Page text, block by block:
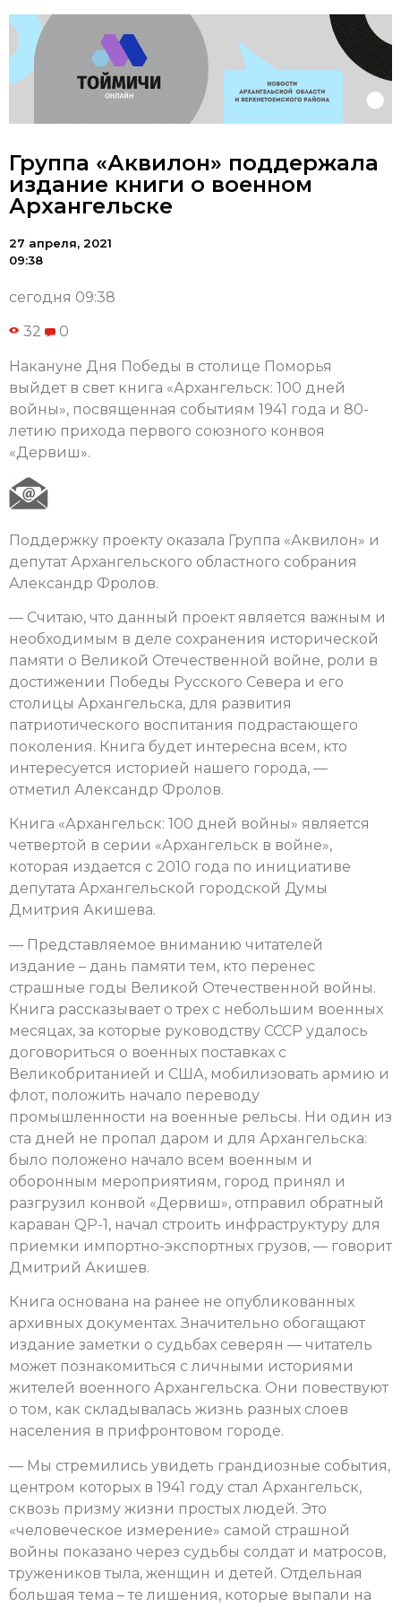
Группа «Аквилон» поддержала
издание книги о военном
Архангельске
27 апреля, 2021
09:38
сегодня 09:38
32 0
Накануне Дня Победы в столице Поморья
выйдет в свет книга «Архангельск: 100 дней
войны», посвященная событиям 1941 года и 80-
летию прихода первого союзного конвоя
«Дервиш».
Поддержку проекту оказала Группа «Аквилон» и
депутат Архангельского областного собрания
Александр Фролов.
— Считаю, что данный проект является важным и
необходимым в деле сохранения исторической
памяти о Великой Отечественной войне, роли в
достижении Победы Русского Севера и его
столицы Архангельска, для развития
патриотического воспитания подрастающего
поколения. Книга будет интересна всем, кто
интересуется историей нашего города, —
отметил Александр Фролов.
Книга «Архангельск: 100 дней войны» является
четвертой в серии «Архангельск в войне»,
которая издается с 2010 года по инициативе
депутата Архангельской городской Думы
Дмитрия Акишева.
— Представляемое вниманию читателей
издание – дань памяти тем, кто перенес
страшные годы Великой Отечественной войны.
Книга рассказывает о трех с небольшим военных
месяцах, за которые руководству СССР удалось
договориться о военных поставках с
Великобританией и США, мобилизовать армию и
флот, положить начало переводу
промышленности на военные рельсы. Ни один из
ста дней не пропал даром и для Архангельска:
было положено начало всем военным и
оборонным мероприятиям, город принял и
разгрузил конвой «Дервиш», отправил обратный
караван QP-1, начал строить инфраструктуру для
приемки импортно-экспортных грузов, — говорит
Дмитрий Акишев.
Книга основана на ранее не опубликованных
архивных документах. Значительно обогащают
издание заметки о судьбах северян — читатель
может познакомиться с личными историями
жителей военного Архангельска. Они повествуют
о том, как складывалась жизнь разных слоев
населения в прифронтовом городе.
— Мы стремились увидеть грандиозные события,
центром которых в 1941 году стал Архангельск,
сквозь призму жизни простых людей. Это
«человеческое измерение» самой страшной
войны показано через судьбы солдат и матросов,
тружеников тыла, женщин и детей. Отдельная
большая тема – те лишения, которые выпали на